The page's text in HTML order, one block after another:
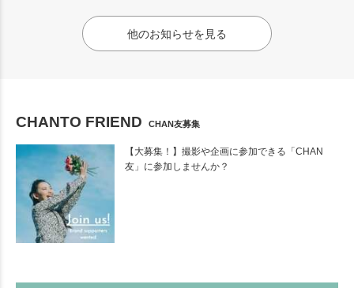
他のお知らせを見る
CHANTO FRIEND CHAN友募集
【大募集！】撮影や企画に参加できる「CHAN
友」に参加しませんか？